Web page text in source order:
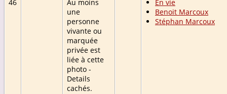
46
Au moins
une
personne
vivante ou
marquée
privée est
liée à cette
photo -
Details
cachés.
En vie
Benoit Marcoux
Stéphan Marcoux